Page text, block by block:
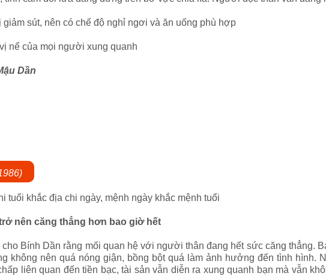
sút, nên có chế độ nghỉ ngơi và ăn uống phù hợp
nể của mọi người xung quanh
Dần
tuổi khắc địa chi ngày, mệnh ngày khắc mệnh tuổi
nên căng thẳng hơn bao giờ hết
Bính Dần rằng mối quan hệ với người thân đang hết sức căng thẳng.
không nên quá nóng giận, bồng bột quá làm ảnh hưởng đến tình hình.
liên quan đến tiền bạc, tài sản vẫn diễn ra xung quanh bạn mà vẫn